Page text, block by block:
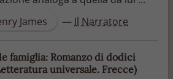
James
— Il Narratore
famiglia: Romanzo di dodici
universale. Frecce)